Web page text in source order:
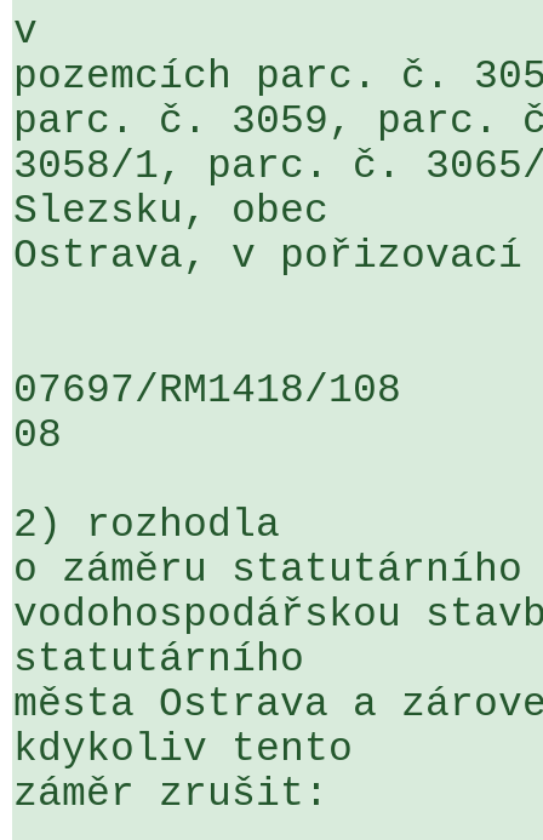
v
pozemcích parc. č.
parc. č. 3059, parc.
3058/1, parc. č.
Slezsku, obec
Ostrava, v
07697/RM1418/
08
2) rozhodla
o záměru statutárního
vodohospodářskou
statutárního
města Ostrava a
kdykoliv tento
záměr zrušit: